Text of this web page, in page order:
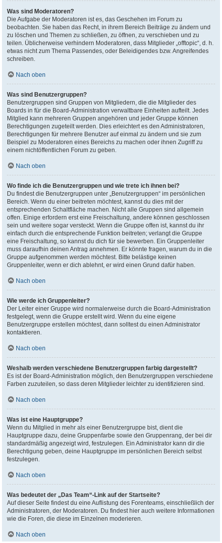
Was sind Moderatoren?
Die Aufgabe der Moderatoren ist es, das Geschehen im Forum zu
beobachten. Sie haben das Recht, in ihrem Bereich Beiträge zu ändern und
zu löschen und Themen zu schließen, zu öffnen, zu verschieben und zu
teilen. Üblicherweise verhindern Moderatoren, dass Mitglieder „offtopic“, d. h.
etwas nicht zum Thema Passendes, oder Beleidigendes bzw. Angreifendes
schreiben.
Nach oben
Was sind Benutzergruppen?
Benutzergruppen sind Gruppen von Mitgliedern, die die Mitglieder des
Boards in für die Board-Administration verwaltbare Einheiten aufteilt. Jedes
Mitglied kann mehreren Gruppen angehören und jeder Gruppe können
Berechtigungen zugeteilt werden. Dies erleichtert es den Administratoren,
Berechtigungen für mehrere Benutzer auf einmal zu ändern und sie zum
Beispiel zu Moderatoren eines Bereichs zu machen oder ihnen Zugriff zu
einem nichtöffentlichen Forum zu geben.
Nach oben
Wo finde ich die Benutzergruppen und wie trete ich ihnen bei?
Du findest die Benutzergruppen unter „Benutzergruppen“ im persönlichen
Bereich. Wenn du einer beitreten möchtest, kannst du dies mit der
entsprechenden Schaltfläche machen. Nicht alle Gruppen sind allgemein
offen. Einige erfordern erst eine Freischaltung, andere können geschlossen
sein und weitere sogar versteckt. Wenn die Gruppe offen ist, kannst du ihr
einfach durch die entsprechende Funktion beitreten; verlangt die Gruppe
eine Freischaltung, so kannst du dich für sie bewerben. Ein Gruppenleiter
muss daraufhin deinen Antrag annehmen. Er könnte fragen, warum du in die
Gruppe aufgenommen werden möchtest. Bitte belästige keinen
Gruppenleiter, wenn er dich ablehnt, er wird einen Grund dafür haben.
Nach oben
Wie werde ich Gruppenleiter?
Der Leiter einer Gruppe wird normalerweise durch die Board-Administration
festgelegt, wenn die Gruppe erstellt wird. Wenn du eine eigene
Benutzergruppe erstellen möchtest, dann solltest du einen Administrator
kontaktieren.
Nach oben
Weshalb werden verschiedene Benutzergruppen farbig dargestellt?
Es ist der Board-Administration möglich, den Benutzergruppen verschiedene
Farben zuzuteilen, so dass deren Mitglieder leichter zu identifizieren sind.
Nach oben
Was ist eine Hauptgruppe?
Wenn du Mitglied in mehr als einer Benutzergruppe bist, dient die
Hauptgruppe dazu, deine Gruppenfarbe sowie den Gruppenrang, der bei dir
standardmäßig angezeigt wird, festzulegen. Ein Administrator kann dir die
Berechtigung geben, deine Hauptgruppe im persönlichen Bereich selbst
festzulegen.
Nach oben
Was bedeutet der „Das Team“-Link auf der Startseite?
Auf dieser Seite findest du eine Auflistung des Forenteams, einschließlich der
Administratoren, der Moderatoren. Du findest hier auch weitere Informationen
wie die Foren, die diese im Einzelnen moderieren.
Nach oben